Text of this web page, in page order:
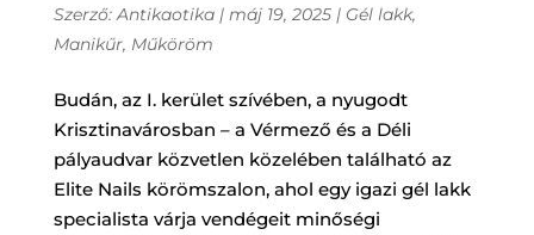
Szerző:Antikaotika| máj 19, 2025| Gél lakk,
Manikűr, Műköröm
Budán, az I. kerület szívében, a nyugodt
Krisztinavárosban – a Vérmező és a Déli
pályaudvar közvetlen közelében található az
Elite Nails körömszalon, ahol egy igazi gél lakk
specialista várja vendégeit minőségi